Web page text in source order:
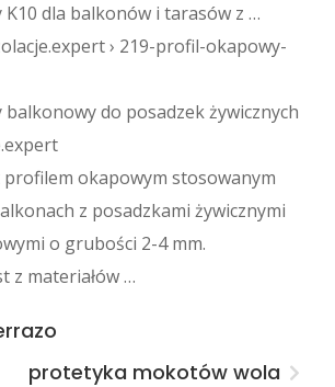
dla balkonów i tarasów z …
› 219-profil-okapowy-
do posadzek żywicznych
profilem okapowym stosowanym
z posadzkami żywicznymi
o grubości 2-4 mm.
z materiałów …
protetyka mokotów wola